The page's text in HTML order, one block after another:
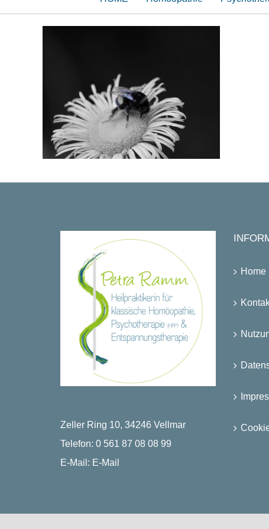
Zeller Ring 10, 34246 Vellmar
Telefon: 0 561 87 08 08 99
E-Mail: E-Mail
Home